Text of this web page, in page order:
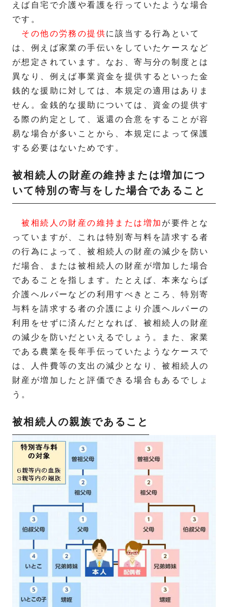
えば自宅で介護や看護を行っていたような場合
です。
その他の労務の提供に該当する行為といて
は、例えば家業の手伝いをしていたケースなど
が想定されています。なお、寄与分の制度とは
異なり、例えば事業資金を提供するといった金
銭的な援助に対しては、本規定の適用はありま
せん。金銭的な援助については、資金の提供す
る際の約定として、返還の合意をすることが容
易な場合が多いことから、本規定によって保護
する必要はないためです。
被相続人の財産の維持または増加につ
いて特別の寄与をした場合であること
被相続人の財産の維持または増加 が要件とな
っていますが、これは特別寄与料を請求する者
の行為によって、被相続人の財産の減少を防い
だ場合、または被相続人の財産が増加した場合
であることを指します。たとえば、本来ならば
介護ヘルパーなどの利用すべきところ、特別寄
与料を請求する者の介護により介護ヘルパーの
利用をせずに済んだとなれば、被相続人の財産
の減少を防いだといえるでしょう。また、家業
である農業を長年手伝っていたようなケースで
は、人件費等の支出の減少となり、被相続人の
財産が増加したと評価できる場合もあるでしょ
う。
被相続人の親族であること